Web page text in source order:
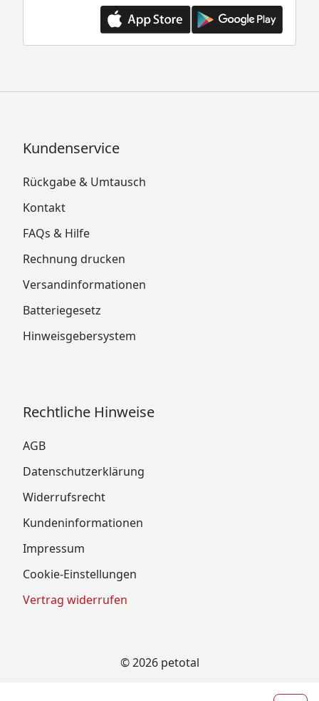
Kundenservice
Rückgabe & Umtausch
Kontakt
FAQs & Hilfe
Rechnung drucken
Versandinformationen
Batteriegesetz
Hinweisgebersystem
Rechtliche Hinweise
AGB
Datenschutzerklärung
Widerrufsrecht
Kundeninformationen
Impressum
Cookie-Einstellungen
Vertrag widerrufen
© 2026 petotal